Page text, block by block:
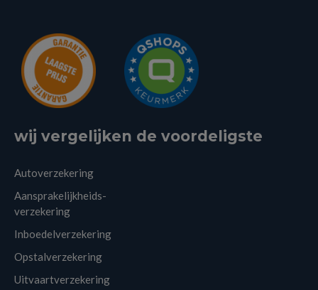
wij vergelijken de voordeligste
Autoverzekering
Aansprakelijkheids-
verzekering
Inboedelverzekering
Opstalverzekering
Uitvaartverzekering